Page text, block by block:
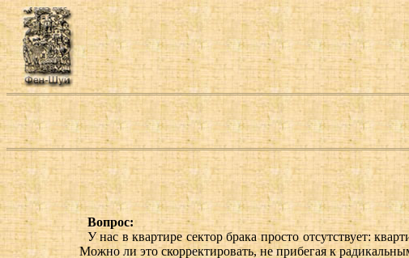
Вопрос:
У нас в квартире сектор брака просто отсутствует:
Можно ли это скорректировать, не прибегая к